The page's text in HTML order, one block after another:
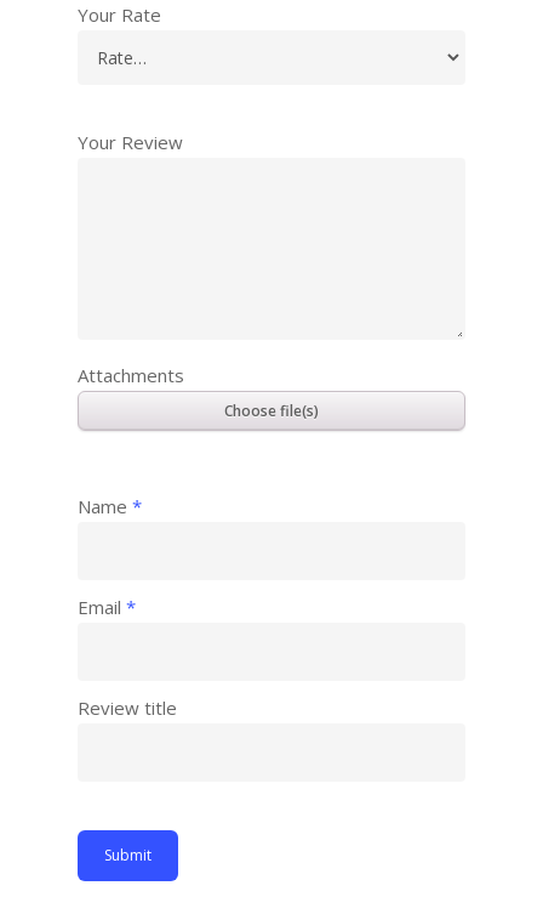
Your Rate
Your Review
Attachments
Name *
Email *
Review title